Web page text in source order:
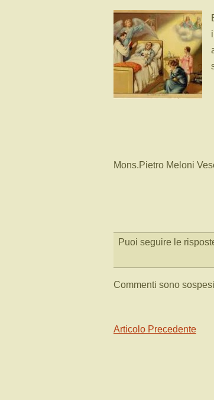
Mons.Pietro Meloni
Puoi seguire le
Commenti sono
Articolo Precedente